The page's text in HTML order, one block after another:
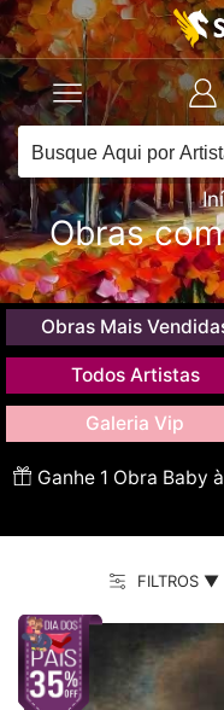
Obras
Obras Mais
Todos Artistas
Galeria Vip
Ganhe 1 Obra Baby
FILTROS ▼